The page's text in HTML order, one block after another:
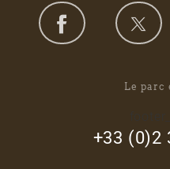
Le parc
+33 (0)2